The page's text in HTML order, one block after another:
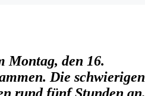
Montag, den 16.
Die schwierigen
rund fünf Stunden an.